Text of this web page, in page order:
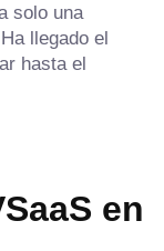
solo una
llegado el
hasta el
en